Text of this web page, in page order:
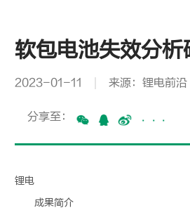
软包电池失效分析
2023-01-11 来源：锂电前沿
分享至： ···
锂电
成果简介